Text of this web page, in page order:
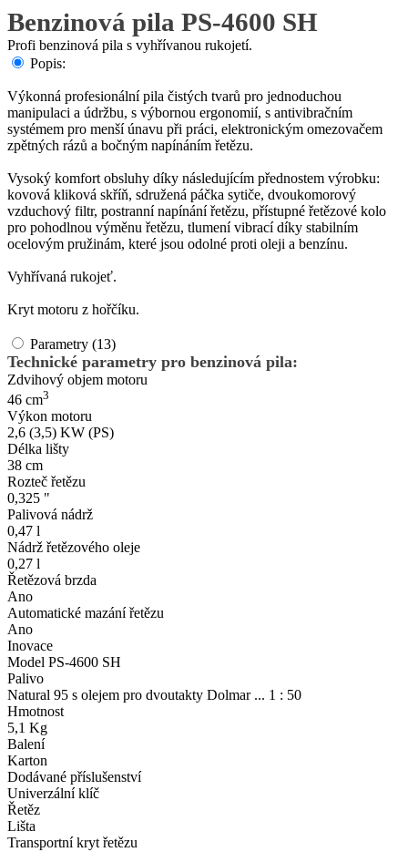
Benzinová pila PS-4600 SH
Profi benzinová pila s vyhřívanou rukojetí.
Popis:
Výkonná profesionální pila čistých tvarů pro jednoduchou
manipulaci a údržbu, s výbornou ergonomií, s antivibračním
systémem pro menší únavu při práci, elektronickým omezovačem
zpětných rázů a bočným napínáním řetězu.
Vysoký komfort obsluhy díky následujícím přednostem výrobku:
kovová kliková skříň, sdružená páčka sytiče, dvoukomorový
vzduchový filtr, postranní napínání řetězu, přístupné řetězové kolo
pro pohodlnou výměnu řetězu, tlumení vibrací díky stabilním
ocelovým pružinám, které jsou odolné proti oleji a benzínu.
Vyhřívaná rukojeť.
Kryt motoru z hořčíku.
Parametry (13)
Technické parametry pro benzinová pila:
Zdvihový objem motoru
46 cm3
Výkon motoru
2,6 (3,5) KW (PS)
Délka lišty
38 cm
Rozteč řetězu
0,325 "
Palivová nádrž
0,47 l
Nádrž řetězového oleje
0,27 l
Řetězová brzda
Ano
Automatické mazání řetězu
Ano
Inovace
Model PS-4600 SH
Palivo
Natural 95 s olejem pro dvoutakty Dolmar ... 1 : 50
Hmotnost
5,1 Kg
Balení
Karton
Dodávané příslušenství
Univerzální klíč
Řetěz
Lišta
Transportní kryt řetězu